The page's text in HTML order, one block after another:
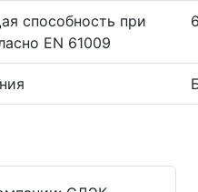
способность при
EN 61009